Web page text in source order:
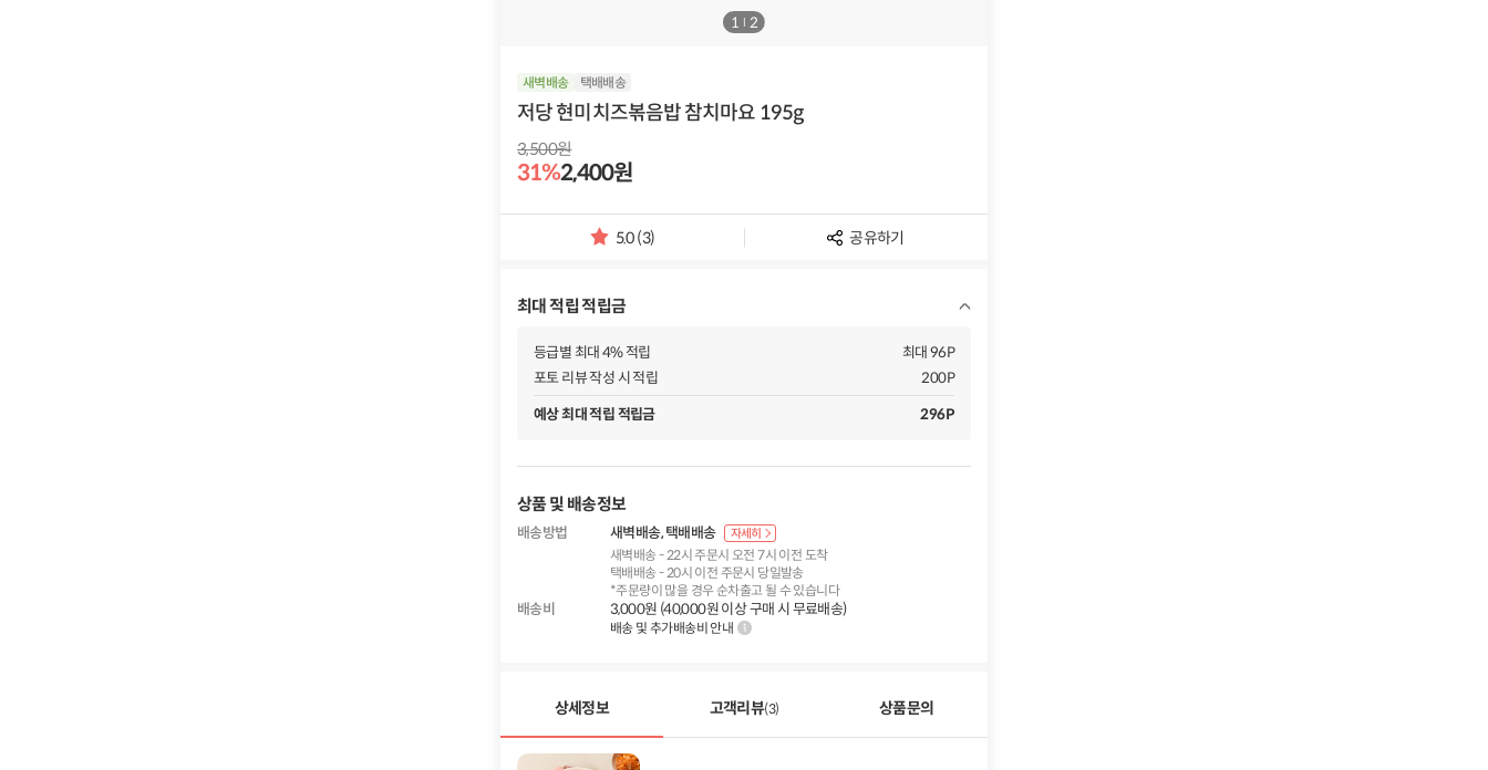
1 2
새벽배송 택배배송
저당 현미치즈볶음밥 참치마요 195g
3,500원
31%2,400원
별
리
개
수
5.0 (3) 공유하기
최대 적립 적립금
등급별 최대 4% 적립
최대 96P
포토 리뷰 작성 시 적립
200P
예상 최대 적립 적립금
296P
상품 및 배송정보
배송방법 새벽배송 택배배송 자세히
새벽배송 - 22시 주문시 오전 7시 이전 도착
택배배송 - 20시 이전 주문시 당일발송
*주문량이 많을 경우 순차출고 될 수 있습니다
배송비 3,000원 (40,000원 이상 구매 시 무료배송)
배송 및 추가배송비 안내
상세정보 고객리뷰(3) 상품문의